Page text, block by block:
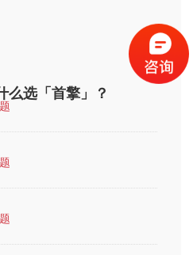
？
2018-03-22
?，大家帮忙推荐个
2018-03-22
？
2018-03-22
么选「首擎」？